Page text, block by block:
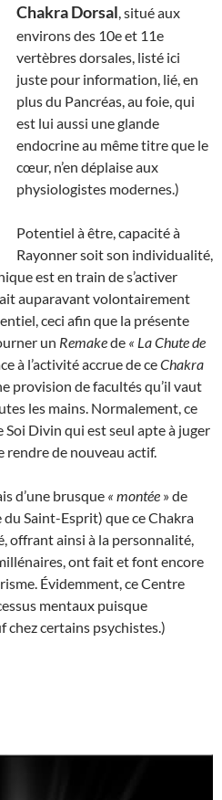
Chakra Dorsal, situé aux
environs des 10e et 11e
vertèbres dorsales, listé ici
juste pour information, lié, en
plus du Pancréas, au foie, qui
est lui aussi une glande
endocrine au même titre que le
cœur, n’en déplaise aux
physiologistes modernes.)
Potentiel à être, capacité à
Rayonner soit son individualité,
est en train de s’activer
auparavant volontairement
ceci afin que la présente
un Remakede « La Chute de
à l’activité accrue de ceChakra
provision de facultés qu’il vaut
les mains. Normalement, ce
Soi Divin qui est seul apte à juger
de nouveau actif.
d’une brusque « montée » de
Saint-Esprit) que ce Chakra
offrant ainsi à la personnalité,
ont fait et font encore
Évidemment, ce Centre
mentaux puisque
certains psychistes.)